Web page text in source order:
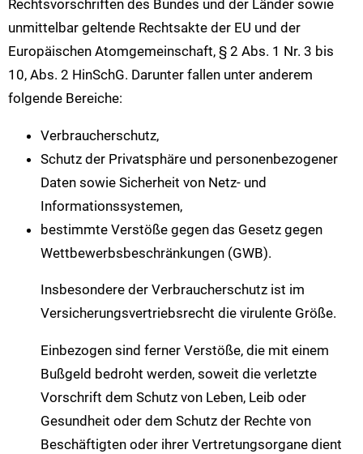
Rechtsvorschriften des Bundes und der Länder sowie
unmittelbar geltende Rechtsakte der EU und der
Europäischen Atomgemeinschaft, § 2 Abs. 1 Nr. 3 bis
10, Abs. 2 HinSchG. Darunter fallen unter anderem
folgende Bereiche:
Verbraucherschutz,
Schutz der Privatsphäre und personenbezogener
Daten sowie Sicherheit von Netz- und
Informationssystemen,
bestimmte Verstöße gegen das Gesetz gegen
Wettbewerbsbeschränkungen (GWB).
Insbesondere der Verbraucherschutz ist im
Versicherungsvertriebsrecht die virulente Größe.
Einbezogen sind ferner Verstöße, die mit einem
Bußgeld bedroht werden, soweit die verletzte
Vorschrift dem Schutz von Leben, Leib oder
Gesundheit oder dem Schutz der Rechte von
Beschäftigten oder ihrer Vertretungsorgane dient